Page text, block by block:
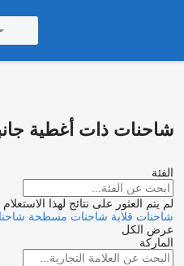
شاحنات ذات أغطية
الفئة
لم يتم العثور على نتائج لهذا الاستعلام
شاحنات قلابة شاحنات مسطحة
عرض الكل
الماركة